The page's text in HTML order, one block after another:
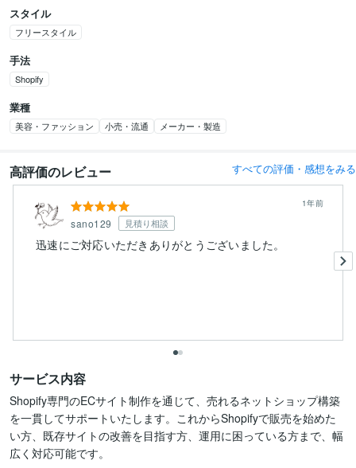
スタイル
フリースタイル
手法
Shopify
業種
美容・ファッション 小売・流通 メーカー・製造
高評価のレビュー すべての評価・感想をみる
sano129 見積り相談
1年前
迅速にご対応いただきありがとうございました。
サービス内容
Shopify専門のECサイト制作を通じて、売れるネットショップ構築
を一貫してサポートいたします。これからShopifyで販売を始めた
い方、既存サイトの改善を目指す方、運用に困っている方まで、幅
広く対応可能です。